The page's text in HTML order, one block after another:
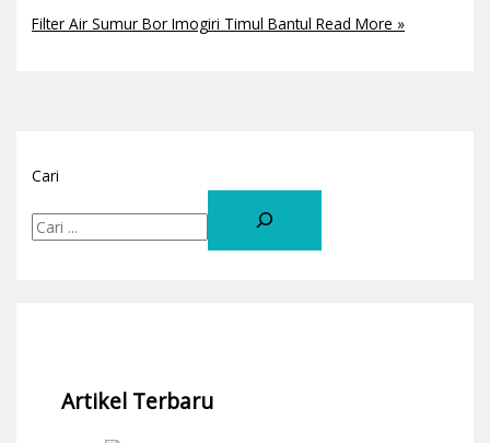
Filter Air Sumur Bor Imogiri Timul Bantul Read More »
Cari
Artikel Terbaru